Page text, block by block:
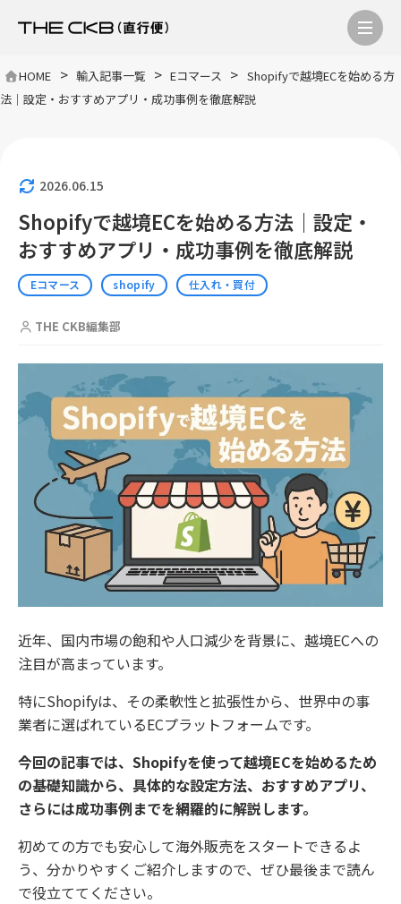
HOME > 輸入記事一覧 > Eコマース > Shopifyで越境ECを始める方
法｜設定・おすすめアプリ・成功事例を徹底解説
2026.06.15
Shopifyで越境ECを始める方法｜設定・
おすすめアプリ・成功事例を徹底解説
Eコマース shopify 仕入れ・買付
THE CKB編集部
近年、国内市場の飽和や人口減少を背景に、越境ECへの
注目が高まっています。
特にShopifyは、その柔軟性と拡張性から、世界中の事
業者に選ばれているECプラットフォームです。
今回の記事では、Shopifyを使って越境ECを始めるため
の基礎知識から、具体的な設定方法、おすすめアプリ、
さらには成功事例までを網羅的に解説します。
初めての方でも安心して海外販売をスタートできるよ
う、分かりやすくご紹介しますので、ぜひ最後まで読ん
で役立ててください。